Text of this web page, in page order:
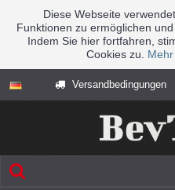
Diese Webseite
Funktionen zu ermöglichen
Indem Sie hier fortfahren,
Cookies zu.
Versandbedingungen